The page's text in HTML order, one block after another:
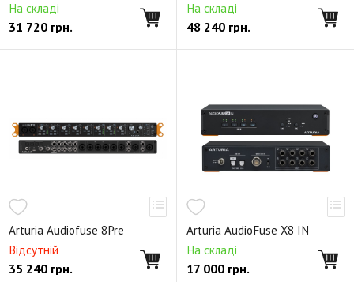
На складі
31 720 грн.
На складі
48 240 грн.
Arturia Audiofuse 8Pre
Відсутній
35 240 грн.
Arturia AudioFuse X8 IN
На складі
17 000 грн.